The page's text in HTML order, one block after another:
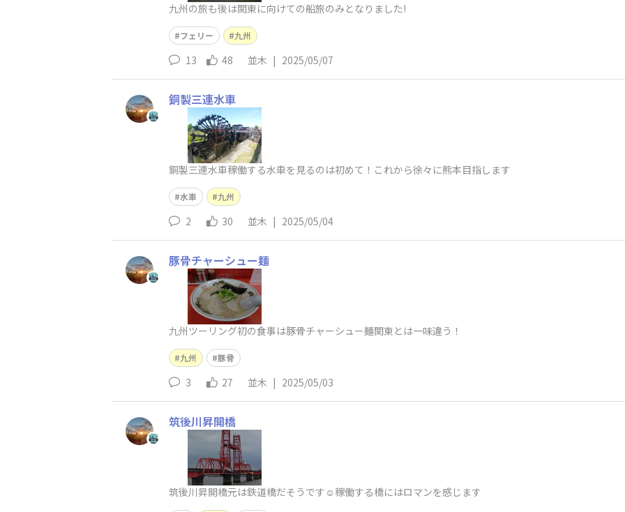
九州の旅も後は関東に向けての船旅のみとなりました!
フェリー 九州
13 48 並木 | 2025/05/07
銅製三連水車
銅製三連水車稼働する水車を見るのは初めて！これから徐々に熊本目指します
水車 九州
2 30 並木 | 2025/05/04
豚骨チャーシュー麺
九州ツーリング初の食事は豚骨チャーシュー麺関東とは一味違う！
九州 豚骨
3 27 並木 | 2025/05/03
筑後川昇開橋
筑後川昇開橋元は鉄道橋だそうです☺️稼働する橋にはロマンを感じます